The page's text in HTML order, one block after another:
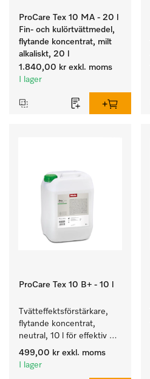
ProCare Tex 10 MA - 20 l
Fin- och kulörtvättmedel,
flytande koncentrat, milt
alkaliskt, 20 l
1.840,00 kr exkl. moms
I lager
ProCare Tex 10 B+ - 10 l
Tvätteffektsförstärkare,
flytande koncentrat,
neutral, 10 l för effektiv
borttagning av fettbaserad
smuts.
499,00 kr exkl. moms
I lager